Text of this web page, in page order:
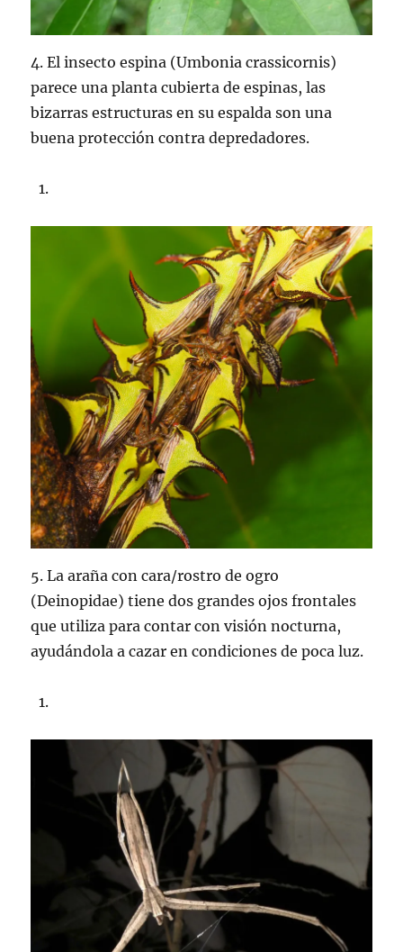
4. El insecto espina (Umbonia crassicornis)
parece una planta cubierta de espinas, las
bizarras estructuras en su espalda son una
buena protección contra depredadores.
5. La araña con cara/rostro de ogro
(Deinopidae) tiene dos grandes ojos frontales
que utiliza para contar con visión nocturna,
ayudándola a cazar en condiciones de poca luz.